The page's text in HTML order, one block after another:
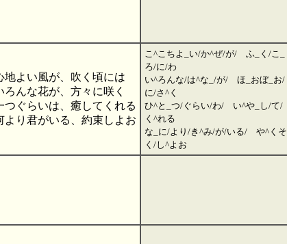
地よい風が、吹く頃には
ろんな花が、方々に咲く
つぐらいは、癒してくれる
より君がいる、約束しよお
こ^こちよ_い/か^ぜ/が/ ふ_く/こ_
ろ/に/わ
い^ろんな/は^な_/が/ ほ_おぼ_お/
に/さ^く
ひ^と_つ/ぐらい/わ/ い^や_し/て/
く^れる
な_に/より/き^み/が/いる/ や^くそ
く/し^よお